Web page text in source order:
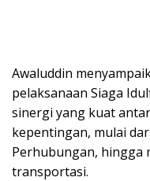
Awaluddin
pelaksanaan Siaga
sinergi yang kuat
kepentingan, mulai
Perhubungan, hingga
transportasi.